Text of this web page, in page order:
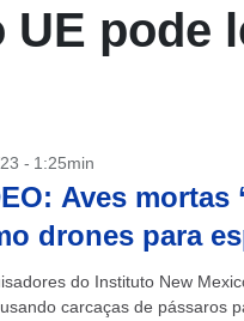
pode
- 1:25min
Aves mortas
drones para
do Instituto New
carcaças de pássaros